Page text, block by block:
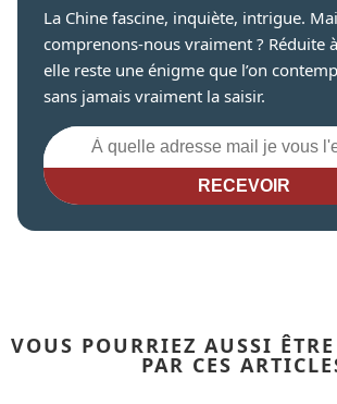
La Chine fascine, inquiète, intrigue.
comprenons-nous vraiment ? Réduite
elle reste une énigme que l’on
sans jamais vraiment la saisir.
RECEVOIR
VOUS POURRIEZ AUSSI
PAR CES